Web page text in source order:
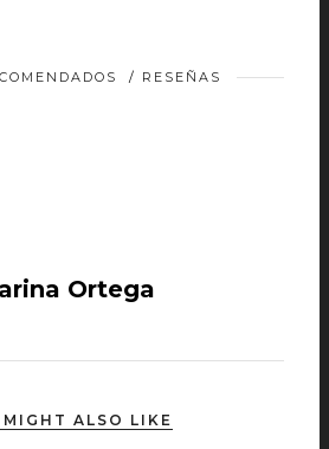
/ RESEÑAS
Ortega
MIGHT ALSO LIKE